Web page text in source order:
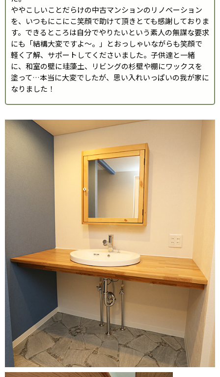
ややこしいことだらけの中古マンションのリノベーション
を、いつもにこにこ笑顔で助けて頂きとても感謝しておりま
す。できるところは自分でやりたいという素人の無謀な要求
にも「結構大変ですよ〜。」とおっしゃいながらも笑顔で
軽く了解、サポートしてくださいました。子供達と一緒
に、和室の壁に珪藻土、リビングの杉壁や棚にワックスを
塗って…本当に大変でしたが、思い入れいっぱいの我が家に
なりました！